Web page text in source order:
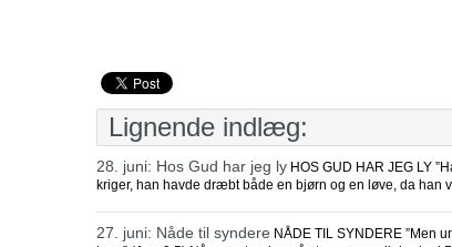
Lignende indlæg:
28. juni: Hos Gud har jeg ly HOS GUD HAR JEG LY
kriger, han havde dræbt både en bjørn og en løve, da han
27. juni: Nåde til syndere NÅDE TIL SYNDERE ”Men